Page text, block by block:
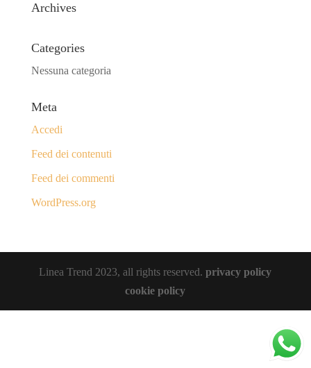
Archives
Categories
Nessuna categoria
Meta
Accedi
Feed dei contenuti
Feed dei commenti
WordPress.org
Linea Trend 2023, all rights reserved.privacy policy
cookie policy